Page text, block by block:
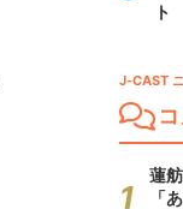
ト
J-CAST
蓮
「